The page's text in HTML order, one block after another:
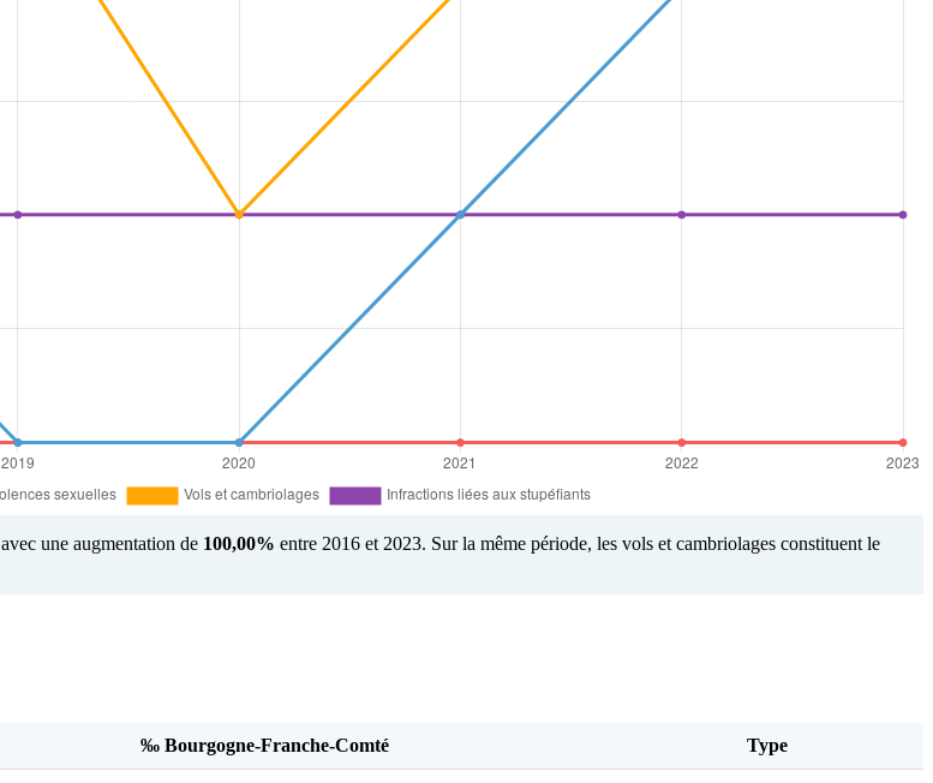
avec une augmentation de 100,00% entre 2016 et 2023. Sur la même période, les vols et cambriolages constituent le
‰ Bourgogne-Franche-Comté Type